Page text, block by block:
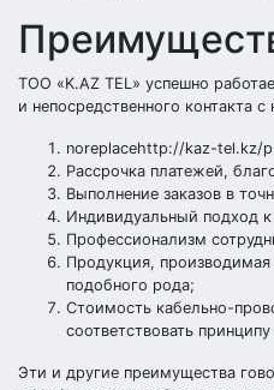
ТОО «K.AZ TEL» успешно
и непосредственного контакта
noreplacehttp://kaz-tel.kz/
Рассрочка платежей,
Выполнение заказов в
Индивидуальный подход
Профессионализм
Продукция,
подобного рода;
Стоимость кабельно-
соответствовать
Эти и другие преимущества